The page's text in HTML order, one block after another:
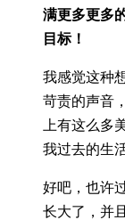
满更多更多
目标！
我感觉这种
苛责的声音
上有这么多
我过去的生
好吧，也许
长大了，并